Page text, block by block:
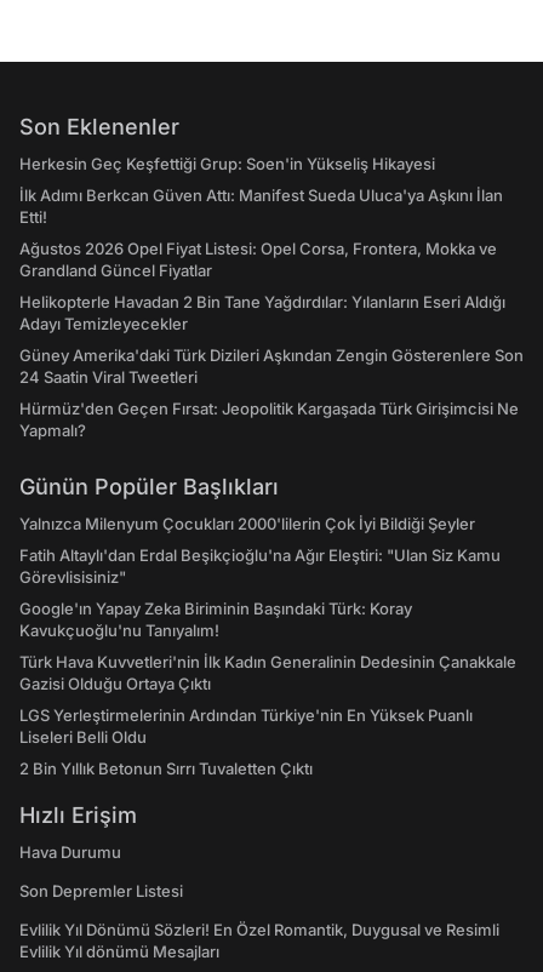
Son Eklenenler
Herkesin Geç Keşfettiği Grup: Soen'in Yükseliş Hikayesi
İlk Adımı Berkcan Güven Attı: Manifest Sueda Uluca'ya Aşkını İlan
Etti!
Ağustos 2026 Opel Fiyat Listesi: Opel Corsa, Frontera, Mokka ve
Grandland Güncel Fiyatlar
Helikopterle Havadan 2 Bin Tane Yağdırdılar: Yılanların Eseri Aldığı
Adayı Temizleyecekler
Güney Amerika'daki Türk Dizileri Aşkından Zengin Gösterenlere Son
24 Saatin Viral Tweetleri
Hürmüz'den Geçen Fırsat: Jeopolitik Kargaşada Türk Girişimcisi Ne
Yapmalı?
Günün Popüler Başlıkları
Yalnızca Milenyum Çocukları 2000'lilerin Çok İyi Bildiği Şeyler
Fatih Altaylı'dan Erdal Beşikçioğlu'na Ağır Eleştiri: "Ulan Siz Kamu
Görevlisisiniz"
Google'ın Yapay Zeka Biriminin Başındaki Türk: Koray
Kavukçuoğlu'nu Tanıyalım!
Türk Hava Kuvvetleri'nin İlk Kadın Generalinin Dedesinin Çanakkale
Gazisi Olduğu Ortaya Çıktı
LGS Yerleştirmelerinin Ardından Türkiye'nin En Yüksek Puanlı
Liseleri Belli Oldu
2 Bin Yıllık Betonun Sırrı Tuvaletten Çıktı
Hızlı Erişim
Hava Durumu
Son Depremler Listesi
Evlilik Yıl Dönümü Sözleri! En Özel Romantik, Duygusal ve Resimli
Evlilik Yıl dönümü Mesajları